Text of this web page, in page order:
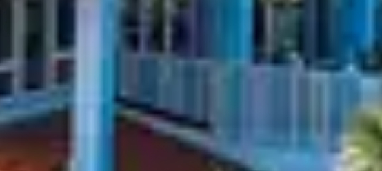
offrent un cadre propice aux promenades et à la
marées et des lumières changeantes. Marcher le long du
de ressourcement, très appréciés en couple ou lors d’un
CAPBRETON AU